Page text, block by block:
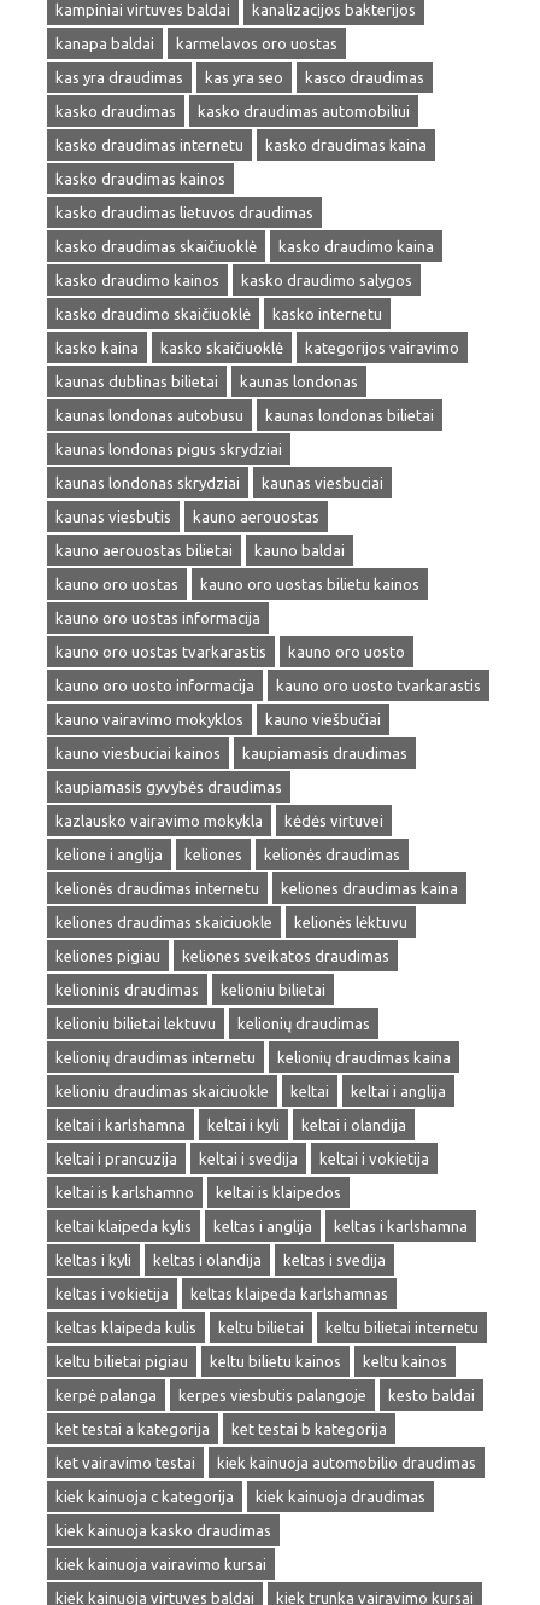
kampiniai virtuves baldai
kanalizacijos bakterijos
kanapa baldai
karmelavos oro uostas
kas yra draudimas
kas yra seo
kasco draudimas
kasko draudimas
kasko draudimas automobiliui
kasko draudimas internetu
kasko draudimas kaina
kasko draudimas kainos
kasko draudimas lietuvos draudimas
kasko draudimas skaičiuoklė
kasko draudimo kaina
kasko draudimo kainos
kasko draudimo salygos
kasko draudimo skaičiuoklė
kasko internetu
kasko kaina
kasko skaičiuoklė
kategorijos vairavimo
kaunas dublinas bilietai
kaunas londonas
kaunas londonas autobusu
kaunas londonas bilietai
kaunas londonas pigus skrydziai
kaunas londonas skrydziai
kaunas viesbuciai
kaunas viesbutis
kauno aerouostas
kauno aerouostas bilietai
kauno baldai
kauno oro uostas
kauno oro uostas bilietu kainos
kauno oro uostas informacija
kauno oro uostas tvarkarastis
kauno oro uosto
kauno oro uosto informacija
kauno oro uosto tvarkarastis
kauno vairavimo mokyklos
kauno viešbučiai
kauno viesbuciai kainos
kaupiamasis draudimas
kaupiamasis gyvybės draudimas
kazlausko vairavimo mokykla
kėdės virtuvei
kelione i anglija
keliones
kelionės draudimas
kelionės draudimas internetu
keliones draudimas kaina
keliones draudimas skaiciuokle
kelionės lėktuvu
keliones pigiau
keliones sveikatos draudimas
kelioninis draudimas
kelioniu bilietai
kelioniu bilietai lektuvu
kelionių draudimas
kelionių draudimas internetu
kelionių draudimas kaina
kelioniu draudimas skaiciuokle
keltai
keltai i anglija
keltai i karlshamna
keltai i kyli
keltai i olandija
keltai i prancuzija
keltai i svedija
keltai i vokietija
keltai is karlshamno
keltai is klaipedos
keltai klaipeda kylis
keltas i anglija
keltas i karlshamna
keltas i kyli
keltas i olandija
keltas i svedija
keltas i vokietija
keltas klaipeda karlshamnas
keltas klaipeda kulis
keltu bilietai
keltu bilietai internetu
keltu bilietai pigiau
keltu bilietu kainos
keltu kainos
kerpė palanga
kerpes viesbutis palangoje
kesto baldai
ket testai a kategorija
ket testai b kategorija
ket vairavimo testai
kiek kainuoja automobilio draudimas
kiek kainuoja c kategorija
kiek kainuoja draudimas
kiek kainuoja kasko draudimas
kiek kainuoja vairavimo kursai
kiek kainuoja virtuves baldai
kiek trunka vairavimo kursai